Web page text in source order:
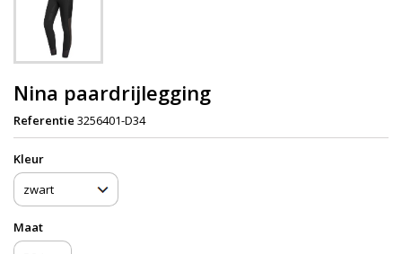
Nina paardrijlegging
Referentie 3256401-D34
Kleur
Maat